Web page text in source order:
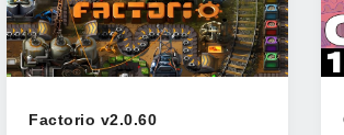
Factorio v2.0.60